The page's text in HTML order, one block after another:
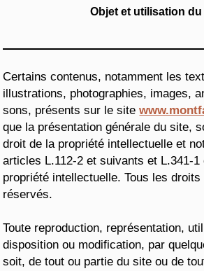
Objet et utilisation du
Certains contenus, notamment les
illustrations, photographies, images,
sons, présents sur le site
que la présentation générale du site,
droit de la propriété intellectuelle et
articles L.112-2 et suivants et L.341-1
propriété intellectuelle. Tous les droits
réservés.
Toute reproduction, représentation,
disposition ou modification, par
soit, de tout ou partie du site ou de